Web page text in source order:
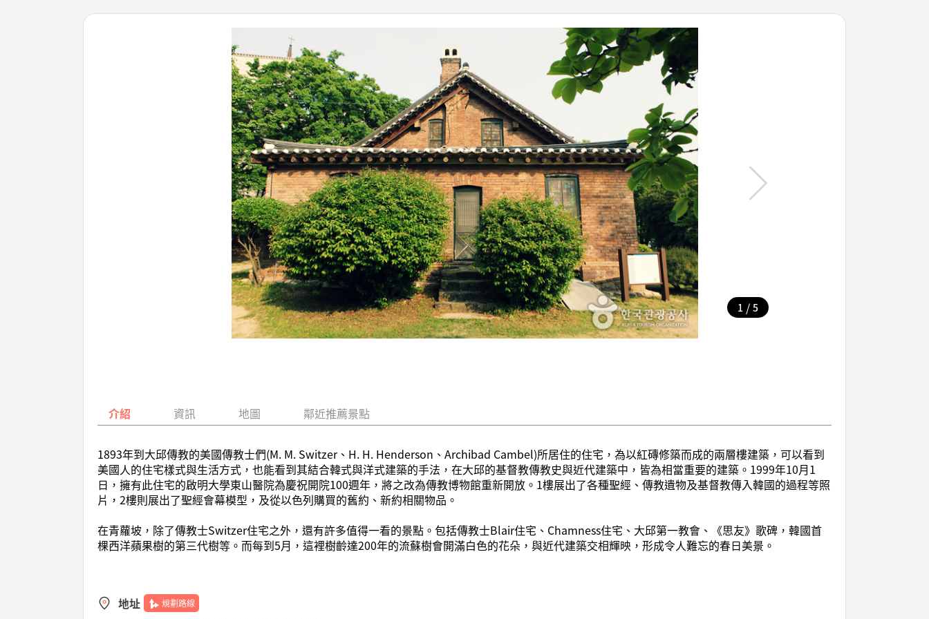
1 / 5
介紹 資訊 地圖 鄰近推薦景點
1893年到大邱傳教的美國傳教士們(M. M. Switzer、H. H. Henderson、Archibad Cambel)所居住的住宅，為以紅磚修築而成的兩層樓建築，可以看到
美國人的住宅樣式與生活方式，也能看到其結合韓式與洋式建築的手法，在大邱的基督教傳教史與近代建築中，皆為相當重要的建築。1999年10月1
日，擁有此住宅的啟明大學東山醫院為慶祝開院100週年，將之改為傳教博物館重新開放。1樓展出了各種聖經、傳教遺物及基督教傳入韓國的過程等照
片，2樓則展出了聖經會幕模型，及從以色列購買的舊約、新約相關物品。
在青蘿坡，除了傳教士Switzer住宅之外，還有許多值得一看的景點。包括傳教士Blair住宅、Chamness住宅、大邱第一教會、《思友》歌碑，韓國首
棵西洋蘋果樹的第三代樹等。而每到5月，這裡樹齡達200年的流蘇樹會開滿白色的花朵，與近代建築交相輝映，形成令人難忘的春日美景。
地址 規劃路線